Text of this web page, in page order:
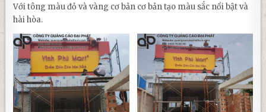
Với tông màu đỏ và vàng cơ bản cơ bản tạo màu sắc nổi bật và
hài hòa.